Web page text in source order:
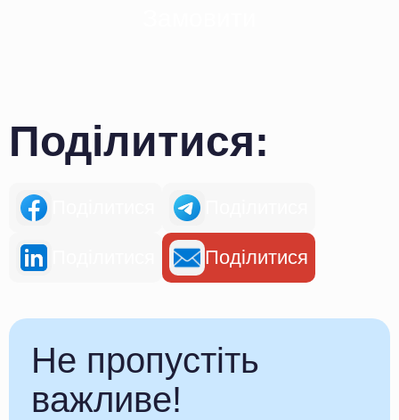
Поділитися:
Поділитися
Не пропустіть
важливе!